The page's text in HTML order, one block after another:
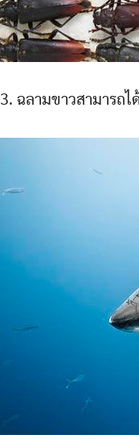
3. ฉลามขาวสามารถไ